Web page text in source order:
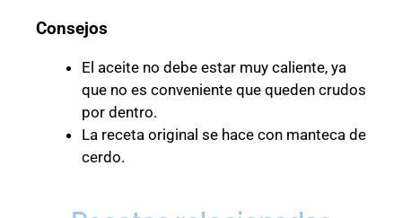
Consejos
El aceite no debe estar muy caliente, ya
que no es conveniente que queden crudos
por dentro.
La receta original se hace con manteca de
cerdo.